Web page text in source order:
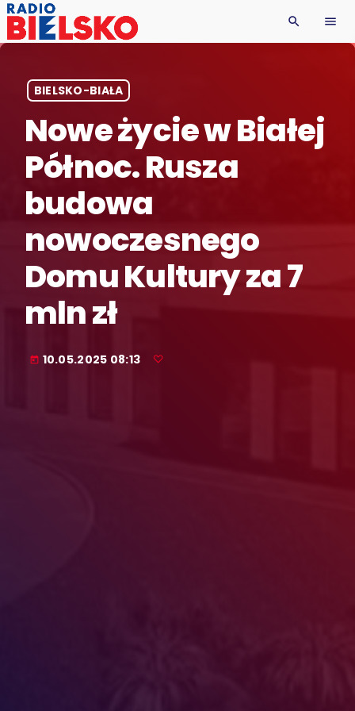
search menu
BIELSKO-BIAŁA
Nowe życie w Białej
Północ. Rusza
budowa
nowoczesnego
Domu Kultury za 7
mln zł
today 10.05.2025 08:13